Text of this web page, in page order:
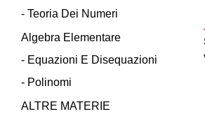
- Teoria Dei Numeri
Algebra Elementare
- Equazioni E Disequazioni
- Polinomi
ALTRE MATERIE